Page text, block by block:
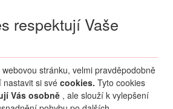
respektují Vaše
stránku, velmi pravděpodobně
si své cookies. Tyto cookies
Vás osobně , ale slouží k vylepšení
MojePřihlášení